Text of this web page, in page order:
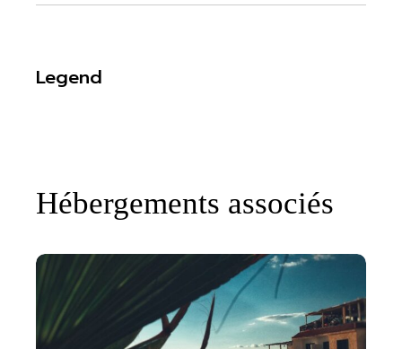
Legend
Hébergements associés